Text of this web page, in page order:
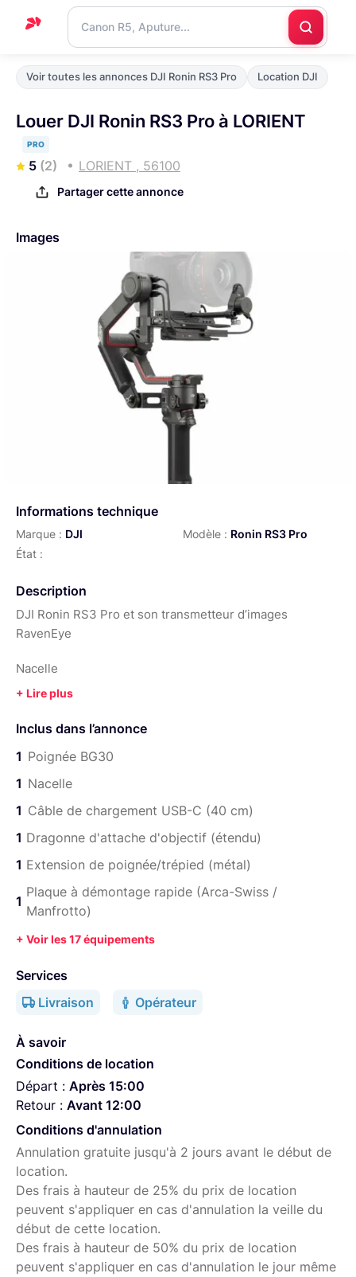
Accueil
Blog
Nous
Voir toutes les annonces DJI Ronin RS3 Pro Location DJI
Louer DJI Ronin RS3 Pro à LORIENT
PRO
5 (2) LORIENT , 56100
Partager cette annonce
Images
Informations technique
Marque : DJI Modèle : Ronin RS3 Pro
État :
Description
DJI Ronin RS3 Pro et son transmetteur d’images
RavenEye
Nacelle
Poignée BG30
Câble de chargement USB-C (40 cm)
Dragonne d'attache d'objectif (étendu)
Extension de poignée/trépied (métal)
Plaque à démontage rapide (Arca-Swiss / Manfrotto)
Poignée supérieure
Câble de contrôle multi-caméras (USB-C 30 cm)
Support à démontage rapide inférieur (étendu)
Support pour smartphone
Sangle d'engrenage Focus
Transmetteur d'images Ronin RavenEye
Kit de vis
Câble mini-HDMI à HDMI (20 cm)
Câble mini-HDMI à mini-HDMI (20 cm)
Câble mini-HDMI à micro-HDMI (20 cm)
Sac de transport
Inclus dans l’annonce
1 Poignée BG30
1 Nacelle
1 Câble de chargement USB-C (40 cm)
1 Dragonne d'attache d'objectif (étendu)
1 Extension de poignée/trépied (métal)
1
Plaque à démontage rapide (Arca-Swiss /
Manfrotto)
+ Voir les 17 équipements
Services
Livraison
Opérateur
À savoir
Conditions de location
Départ : Après 15:00
Retour : Avant 12:00
Conditions d'annulation
Annulation gratuite jusqu'à 2 jours avant le début de
location.
Des frais à hauteur de 25% du prix de location
peuvent s'appliquer en cas d'annulation la veille du
début de cette location.
Des frais à hauteur de 50% du prix de location
peuvent s'appliquer en cas d'annulation le jour même